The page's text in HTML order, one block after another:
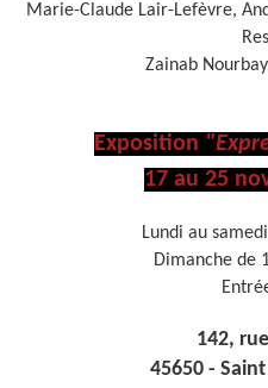
Marie-Claude Lair-Lefèvre,
Zainab
Exposition
17 au 25
Lundi au
Dimanche de
142,
45650 -